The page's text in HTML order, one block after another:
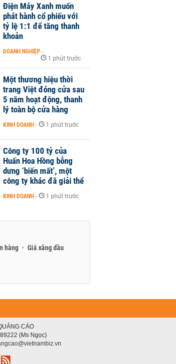
Điện Máy Xanh muốn
phát hành cổ phiếu với
tỷ lệ 1:1 để tăng thanh
khoản
DOANH NGHIỆP -
1 phút trước
Một thương hiệu thời
trang Việt đóng cửa sau
5 năm hoạt động, thanh
lý toàn bộ cửa hàng
KINH DOANH - 1 phút trước
Công ty 100 tỷ của
Huấn Hoa Hồng bỗng
dưng ‘biến mất’, một
công ty khác đã giải thể
KINH DOANH - 1 phút trước
hàng
Giá xăng dầu
CÁO
(Ms Ngọc)